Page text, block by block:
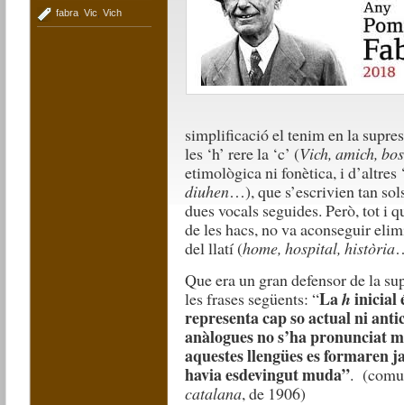
fabra ,Vic ,Vich
simplificació el tenim en la
les ‘h’ rere la ‘c’ (Vich, amich,
etimològica ni fonètica, i d’altres
diuhen…), que s’escrivien tan
dues vocals seguides. Però, tot i
de les hacs, no va aconseguir
del llatí (home, hospital, història
Que era un gran defensor de la
les frases següents: “Lah inicial
representa cap so actual ni
anàlogues no s’ha pronunciat
aquestes llengües es formaren
havia esdevingut muda”.
catalana, de 1906)